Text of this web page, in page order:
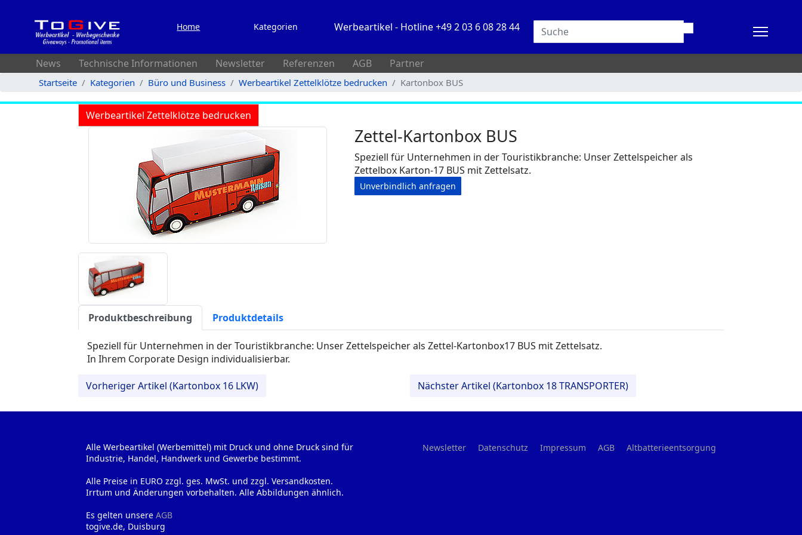
Home Kategorien Werbeartikel - Hotline +49 2 03 6 08 28 44
News Technische Informationen Newsletter Referenzen AGB Partner
Startseite Kategorien Büro und Business Werbeartikel Zettelklötze bedrucken Kartonbox BUS
Werbeartikel Zettelklötze bedrucken
Zettel-Kartonbox BUS
Speziell für Unternehmen in der Touristikbranche: Unser Zettelspeicher als
Zettelbox Karton-17 BUS mit Zettelsatz.
Unverbindlich anfragen
Produktbeschreibung Produktdetails
Speziell für Unternehmen in der Touristikbranche: Unser Zettelspeicher als Zettel-Kartonbox17 BUS mit Zettelsatz.
In Ihrem Corporate Design individualisierbar.
Vorheriger Artikel (Kartonbox 16 LKW) Nächster Artikel (Kartonbox 18 TRANSPORTER)
Alle Werbeartikel (Werbemittel) mit Druck und ohne Druck sind für
Industrie, Handel, Handwerk und Gewerbe bestimmt.
Alle Preise in EURO zzgl. ges. MwSt. und zzgl. Versandkosten.
Irrtum und Änderungen vorbehalten. Alle Abbildungen ähnlich.
Es gelten unsere AGB
togive.de, Duisburg
Newsletter Datenschutz Impressum AGB Altbatterieentsorgung